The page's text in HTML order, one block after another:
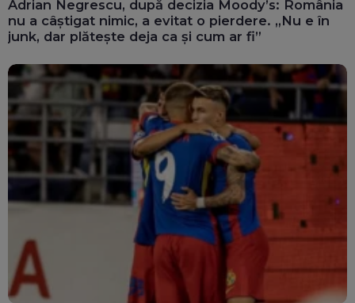
Adrian Negrescu, după decizia Moody’s: România
nu a câștigat nimic, a evitat o pierdere. „Nu e în
junk, dar plătește deja ca și cum ar fi”